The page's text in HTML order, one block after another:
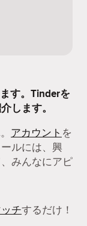
す。Tinderを
します。
アカウント を
ルには、興
みんなにアピ
チするだけ！